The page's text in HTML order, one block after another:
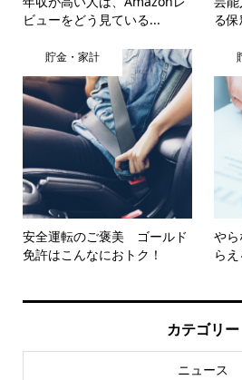
ビューをどう見ている...
る
貯金・家計
安全運転のご褒美 ゴールド
免許はこんなにおトク！
や
ら
カテゴリー
ニュース